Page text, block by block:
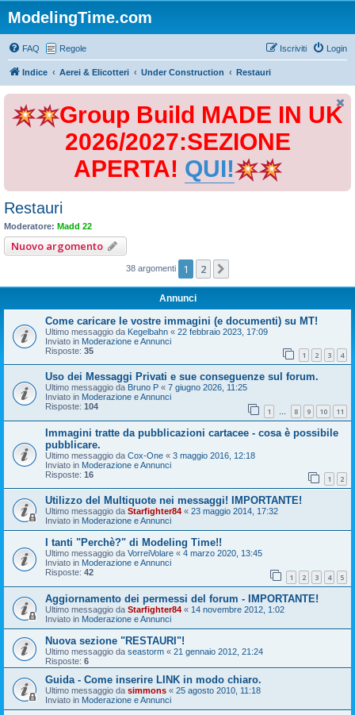
ModelingTime.com
FAQ Regole Login
Iscriviti
Indice Aerei & Elicotteri Under Construction Restauri
Group Build MADE IN UK
2026/2027:SEZIONE
APERTA! QUI!
Restauri
Moderatore: Madd 22
Nuovo argomento
38 argomenti 1 2
Annunci
Come caricare le vostre immagini (e documenti) su MT!
Ultimo messaggio da Kegelbahn « 22 febbraio 2023, 17:09
Inviato in Moderazione e Annunci
Risposte: 35 1 2 3 4
Uso dei Messaggi Privati e sue conseguenze sul forum.
Ultimo messaggio da Bruno P « 7 giugno 2026, 11:25
Inviato in Moderazione e Annunci
Risposte: 104 1 … 8 9 10 11
Immagini tratte da pubblicazioni cartacee - cosa è possibile
pubblicare.
Ultimo messaggio da Cox-One « 3 maggio 2016, 12:18
Inviato in Moderazione e Annunci
Risposte: 16 1 2
Utilizzo del Multiquote nei messaggi! IMPORTANTE!
Ultimo messaggio da Starfighter84 « 23 maggio 2014, 17:32
Inviato in Moderazione e Annunci
I tanti "Perchè?" di Modeling Time!!
Ultimo messaggio da VorreiVolare « 4 marzo 2020, 13:45
Inviato in Moderazione e Annunci
Risposte: 42 1 2 3 4 5
Aggiornamento dei permessi del forum - IMPORTANTE!
Ultimo messaggio da Starfighter84 « 14 novembre 2012, 1:02
Inviato in Moderazione e Annunci
Nuova sezione "RESTAURI"!
Ultimo messaggio da seastorm « 21 gennaio 2012, 21:24
Risposte: 6
Guida - Come inserire LINK in modo chiaro.
Ultimo messaggio da simmons « 25 agosto 2010, 11:18
Inviato in Moderazione e Annunci